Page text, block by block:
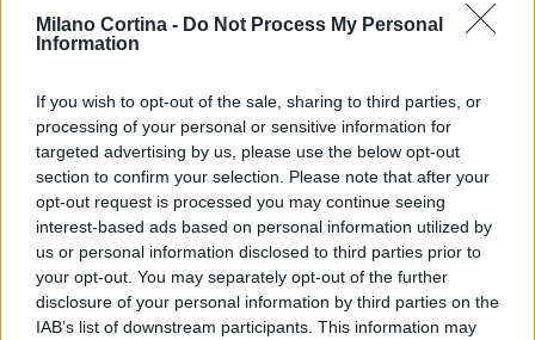
Milano Cortina - Do Not Process My Personal
Information
If you wish to opt-out of the sale, sharing to third parties, or
processing of your personal or sensitive information for
targeted advertising by us, please use the below opt-out
section to confirm your selection. Please note that after your
opt-out request is processed you may continue seeing
interest-based ads based on personal information utilized by
us or personal information disclosed to third parties prior to
your opt-out. You may separately opt-out of the further
disclosure of your personal information by third parties on the
IAB’s list of downstream participants. This information may
In conclusione, l’Hotelier Day 2025 ha dimostrato
che il legame tra sport e turismo non è solo una
realtà, ma un’opportunità concreta per il Varesotto.
Investire in questa sinergia può generare ritorni